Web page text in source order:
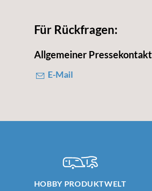
Für Rückfragen:
Allgemeiner Pressekontakt
E-Mail
HOBBY PRODUKTWELT